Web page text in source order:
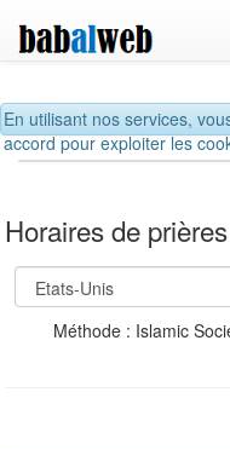
En utilisant nos services,
accord pour exploiter les
Horaires de
Méthode : Islamic